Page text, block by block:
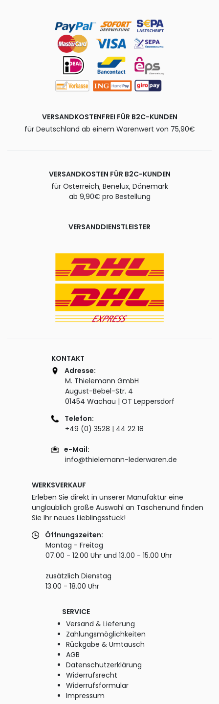
VERSANDKOSTENFREI FÜR B2C-KUNDEN
für Deutschland ab einem Warenwert von 75,90€
VERSANDKOSTEN FÜR B2C-KUNDEN
für Österreich, Benelux, Dänemark
ab 9,90€ pro Bestellung
VERSANDDIENSTLEISTER
KONTAKT
Adresse:
M. Thielemann GmbH
August-Bebel-Str. 4
01454 Wachau | OT Leppersdorf
Telefon:
+49 (0) 3528 | 44 22 18
e-Mail:
info@thielemann-lederwaren.de
WERKSVERKAUF
Erleben Sie direkt in unserer Manufaktur eine
unglaublich große Auswahl an Taschenund finden
Sie Ihr neues Lieblingsstück!
Öffnungszeiten:
Montag - Freitag
07.00 - 12.00 Uhr und 13.00 - 15.00 Uhr
zusätzlich Dienstag
13.00 - 18.00 Uhr
SERVICE
Versand & Lieferung
Zahlungsmöglichkeiten
Rückgabe & Umtausch
AGB
Datenschutzerklärung
Widerrufsrecht
Widerrufsformular
Impressum